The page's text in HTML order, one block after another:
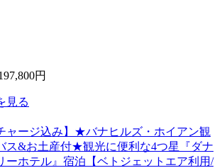
円
見る
ャージ込み】★バナヒルズ・ホイアン観
ス&お土産付★観光に便利な4つ星『ダナ
ーホテル』宿泊【ベトジェットエア利用/